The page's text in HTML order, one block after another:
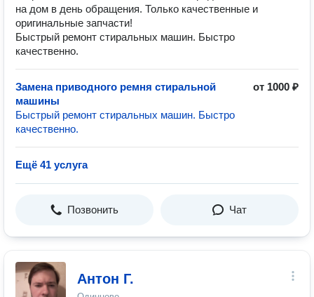
на дом в день обращения. Только качественные и
оригинальные запчасти!
Быстрый ремонт стиральных машин. Быстро
качественно.
Замена приводного ремня стиральной
машины
от 1000 ₽
Быстрый ремонт стиральных машин. Быстро
качественно.
Ещё 41 услуга
Позвонить Чат
Антон Г.